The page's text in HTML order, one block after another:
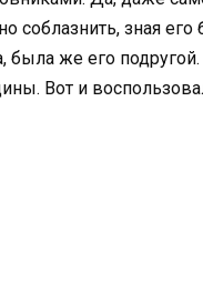
соблазнить, зная его
была же его подругой.
Вот и